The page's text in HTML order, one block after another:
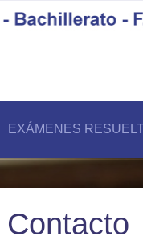
EXÁMENES
Contacto